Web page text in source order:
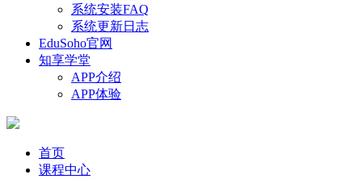
系统安装FAQ
系统更新日志
EduSoho官网
知享学堂
APP介绍
APP体验
首页
课程中心